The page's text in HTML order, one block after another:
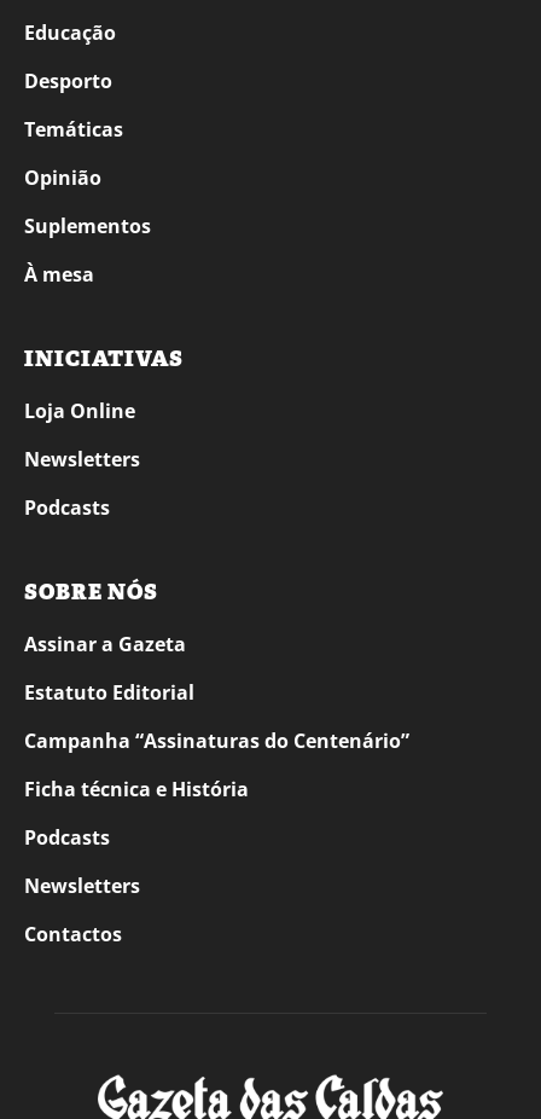
Educação
Desporto
Temáticas
Opinião
Suplementos
À mesa
INICIATIVAS
Loja Online
Newsletters
Podcasts
SOBRE NÓS
Assinar a Gazeta
Estatuto Editorial
Campanha “Assinaturas do Centenário”
Ficha técnica e História
Podcasts
Newsletters
Contactos